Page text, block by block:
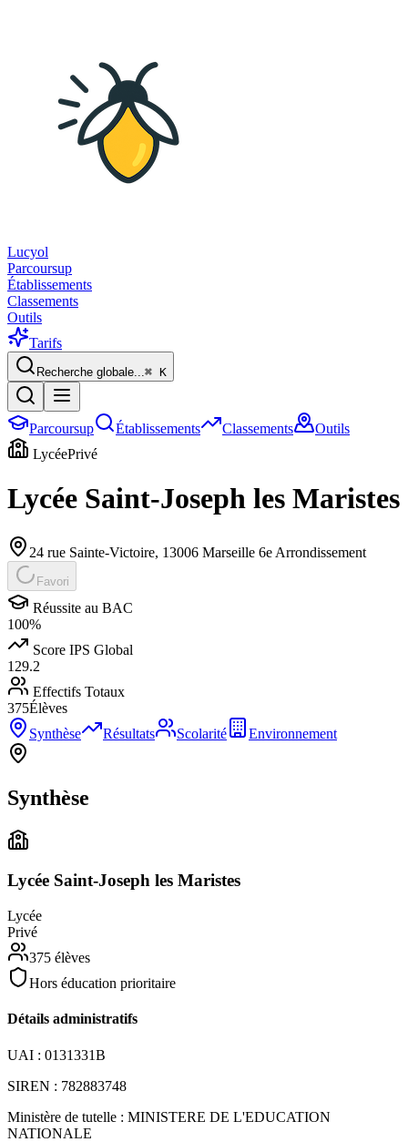
Lucyol
Parcoursup
Établissements
Classements
Outils
Tarifs
Recherche globale...⌘ K
Parcoursup Établissements Classements
Outils
LycéePrivé
Lycée Saint-Joseph les Maristes
24 rue Sainte-Victoire, 13006 Marseille 6e Arrondissement
Favori
Réussite au BAC
100%
Score IPS Global
129.2
Effectifs Totaux
375Élèves
Synthèse
Résultats Scolarité Environnement
Synthèse
Lycée Saint-Joseph les Maristes
Lycée
Privé
375 élèves
Hors éducation prioritaire
Détails administratifs
UAI : 0131331B
SIREN : 782883748
Ministère de tutelle : MINISTERE DE L'EDUCATION
NATIONALE